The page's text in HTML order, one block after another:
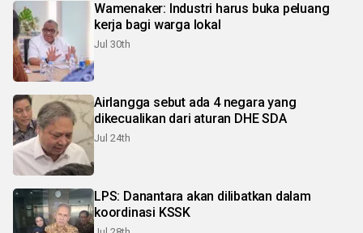
Wamenaker: Industri harus buka peluang
kerja bagi warga lokal
Jul 30th
Airlangga sebut ada 4 negara yang
dikecualikan dari aturan DHE SDA
Jul 24th
LPS: Danantara akan dilibatkan dalam
koordinasi KSSK